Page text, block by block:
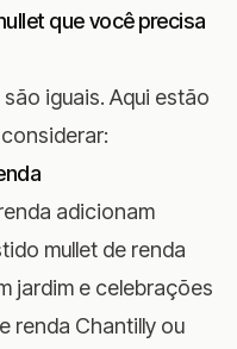
que você precisa
iguais. Aqui estão
adicionam
mullet de renda
jardim e celebrações
renda Chantilly ou